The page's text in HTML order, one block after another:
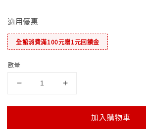
適用優惠
全館消費滿100元贈1元回饋金
數量
加入購物車